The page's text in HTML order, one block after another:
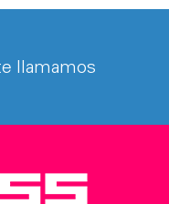
llamamos